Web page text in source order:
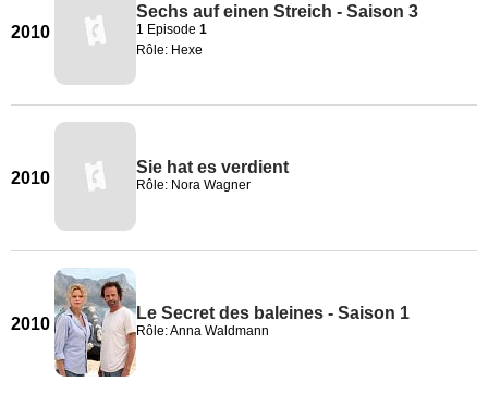
2010
Sechs auf einen Streich - Saison 3
1 Episode 1
Rôle: Hexe
2010
Sie hat es verdient
Rôle: Nora Wagner
2010
Le Secret des baleines - Saison 1
Rôle: Anna Waldmann